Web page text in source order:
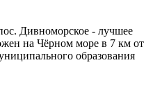
Дивноморское - лучшее
на Чёрном море в 7 км от
образования